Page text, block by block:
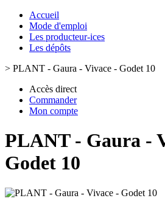
Accueil
Mode d'emploi
Les producteur-ices
Les dépôts
> PLANT - Gaura - Vivace - Godet 10
Accès direct
Commander
Mon compte
PLANT - Gaura -
Godet 10